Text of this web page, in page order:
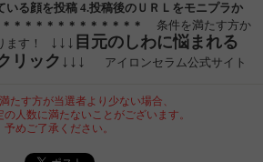
いる顔を投稿 4.投稿後のＵＲＬをモニプラか
＊＊＊＊＊＊＊＊＊＊＊＊
条件を満たす方か
ます！
↓↓↓目元のしわに悩まれる
リック↓↓↓
アイロンセラム公式サイト
たす方が当選者より少ない場合、
人数に満たないことがございます。
予めご了承ください。